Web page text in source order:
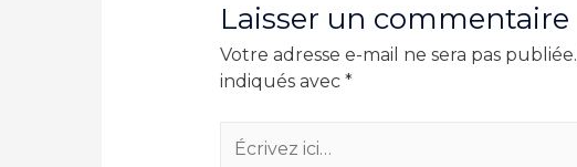
Laisser un commentaire
Votre adresse e-mail ne sera pas publiée.
indiqués avec *
Écrivez
ici…